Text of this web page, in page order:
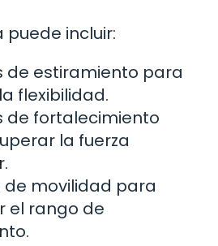
incluir:
de estiramiento para
flexibilidad.
de fortalecimiento
la fuerza
de movilidad para
el rango de